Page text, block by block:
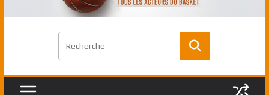
Shai Gilgeous-Alexander : son premier
match à plus de 40 points en NBA, le
Pau Gasol dans l’histoire en 2002 :
premier européen sacré Rookie de
Rudy Gobert, deuxième Français élu